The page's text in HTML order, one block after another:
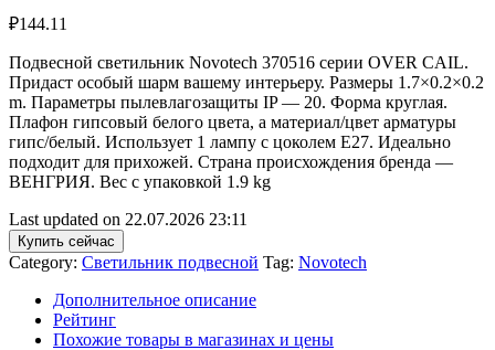
₽144.11
Подвесной светильник Novotech 370516 серии OVER CAIL.
Придаст особый шарм вашему интерьеру. Размеры 1.7×0.2×0.2
m. Параметры пылевлагозащиты IP — 20. Форма круглая.
Плафон гипсовый белого цвета, а материал/цвет арматуры
гипс/белый. Использует 1 лампу с цоколем E27. Идеально
подходит для прихожей. Страна происхождения бренда —
ВЕНГРИЯ. Вес с упаковкой 1.9 kg
Last updated on 22.07.2026 23:11
Купить сейчас
Category: Светильник подвесной Tag: Novotech
Дополнительное описание
Рейтинг
Похожие товары в магазинах и цены